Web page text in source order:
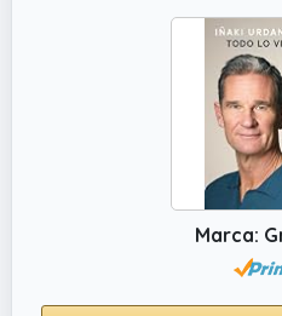
Marca: